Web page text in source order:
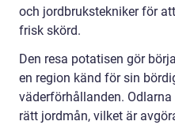
och jordbrukstekniker för
frisk skörd.
Den resa potatisen gör
en region känd för sin
väderförhållanden.
rätt jordmån, vilket är